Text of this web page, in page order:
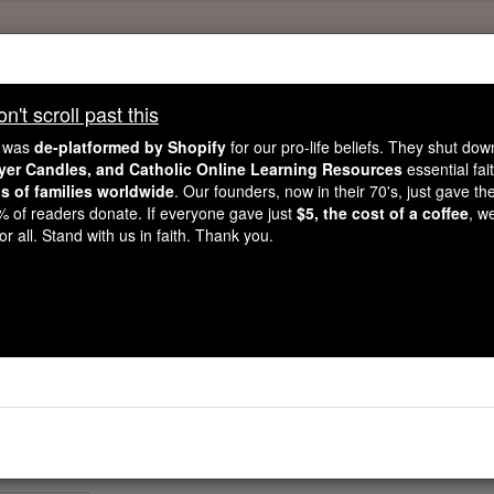
2.2 Million Students Are Being
like you, Catholic Online School has already
countries. In an age of noise and algorithms, you are
gave just $5 — the cost of a coffee — we could reach
Be Catholic. Stand with us today.
scroll past this
de-platformed by Shopify for our pro-life beliefs. They shut
Candles, and Catholic Online Learning Resources essential
of families worldwide. Our founders, now in their 70's, just gave
of readers donate. If everyone gave just $5, the cost of a coffee,
all. Stand with us in faith. Thank you.